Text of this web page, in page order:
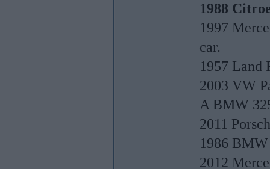
1988
1997
car.
1957 Land
2003 VW
A BMW
2011
1986
2012